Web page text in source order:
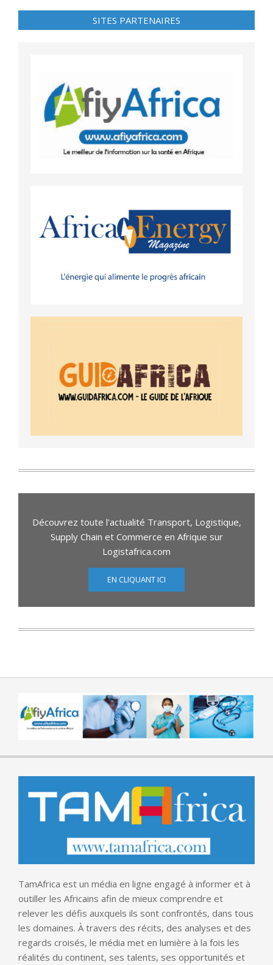
SITES PARTENAIRES
Découvrez toute l'actualité Transport, Logistique,
Supply Chain et Commerce en Afrique sur
Logistafrica.com
EN CLIQUANT ICI
TamAfrica est un média en ligne engagé à informer et à
outiller les Africains afin de mieux comprendre et
relever les défis auxquels ils sont confrontés, dans tous
les domaines. À travers des récits, des analyses et des
regards croisés, le média met en lumière à la fois les
réalités du continent, ses talents, ses opportunités et